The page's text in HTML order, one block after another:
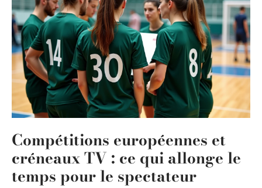
Compétitions européennes et
créneaux TV : ce qui allonge le
temps pour le spectateur